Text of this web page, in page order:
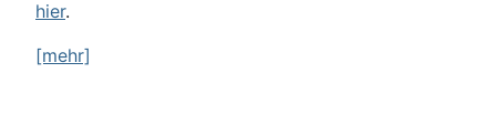
hier.
[mehr]